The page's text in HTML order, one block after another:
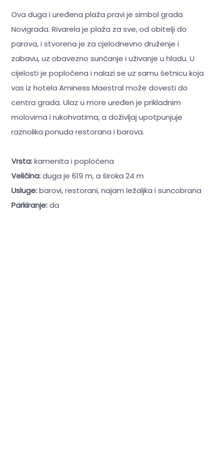
Ova duga i uređena plaža pravi je simbol grada
Novigrada. Rivarela je plaža za sve, od obitelji do
parova, i stvorena je za cjelodnevno druženje i
zabavu, uz obavezno sunčanje i uživanje u hladu. U
cijelosti je popločena i nalazi se uz samu šetnicu koja
vas iz hotela Aminess Maestral može dovesti do
centra grada. Ulaz u more uređen je prikladnim
molovima i rukohvatima, a doživljaj upotpunjuje
raznolika ponuda restorana i barova.
Vrsta:kamenita i popločena
Veličina:duga je 619 m, a široka 24 m
Usluge:barovi, restorani, najam ležaljka i suncobrana
Parkiranje:da